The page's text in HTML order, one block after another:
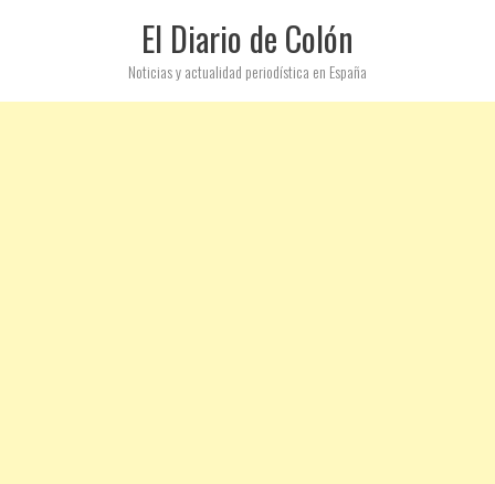
El Diario de Colón
Noticias y actualidad periodística en España